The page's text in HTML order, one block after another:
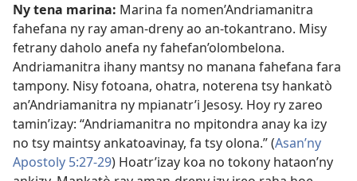
Ny tena marina: Marina fa nomen’Andriamanitra
fahefana ny ray aman-dreny ao an-tokantrano. Misy
fetrany daholo anefa ny fahefan’olombelona.
Andriamanitra ihany mantsy no manana fahefana fara
tampony. Nisy fotoana, ohatra, noterena tsy hankatò
an’Andriamanitra ny mpianatr’i Jesosy. Hoy ry zareo
tamin’izay: “Andriamanitra no mpitondra anay ka izy
no tsy maintsy ankatoavinay, fa tsy olona.” (Asan’ny
Apostoly 5:27-29) Hoatr’izay koa no tokony hataon’ny